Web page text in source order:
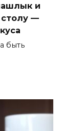
и
столу —
быть